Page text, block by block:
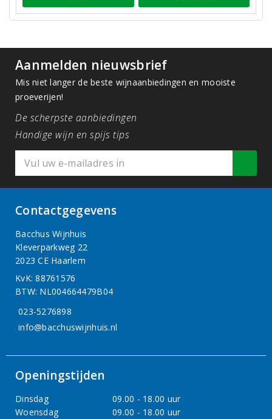
Aanmelden nieuwsbrief
Mis niet langer de beste wijnaanbiedingen en mooiste
proeverijen!
De scherpste aanbiedingen
Handige wijn en spijs tips
Contactgegevens
Bacchus Wijnhuis
Kleverparkweg 22
2023 CE Haarlem
KvK: 88761576
BTW: NL004664479B04
023-5276898
info@bacchuswijnhuis.nl
Openingstijden
Dinsdag
09.00 - 18.00 uur
Woensdag
09.00 - 18.00 uur